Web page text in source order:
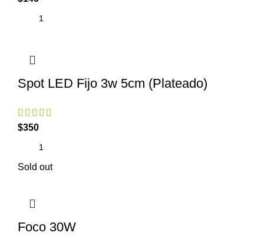
Spot LED Fijo 3w 5cm (Plateado)
$350
Sold out
Foco 30W